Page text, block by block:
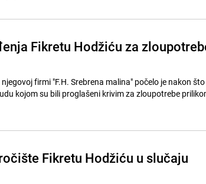
Fikretu Hodžiću za
firmi "F.H. Srebrena malina" počelo je nakon
kojom su bili proglašeni krivim za zloupotrebe
Fikretu Hodžiću u slučaju